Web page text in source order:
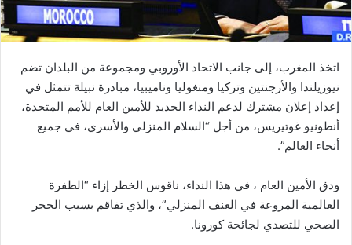
ت
و
ن
ا
اتخذ المغرب، إلى جانب الاتحاد الأوروبي ومجموعة من البلدان تضم
نيوزيلندا والأرجنتين وتركيا ومنغوليا وناميبيا، مبادرة نبيلة تتمثل في
إعداد إعلان مشترك لدعم النداء الجديد للأمين العام للأمم المتحدة،
أنطونيو غوتيريس، من أجل “السلام المنزلي والأسري، في جميع
أنحاء العالم”.
ودق الأمين العام ، في هذا النداء، ناقوس الخطر إزاء “الطفرة
العالمية المروعة في العنف المنزلي”، والذي تفاقم بسبب الحجر
الصحي للتصدي لجائحة كورونا.